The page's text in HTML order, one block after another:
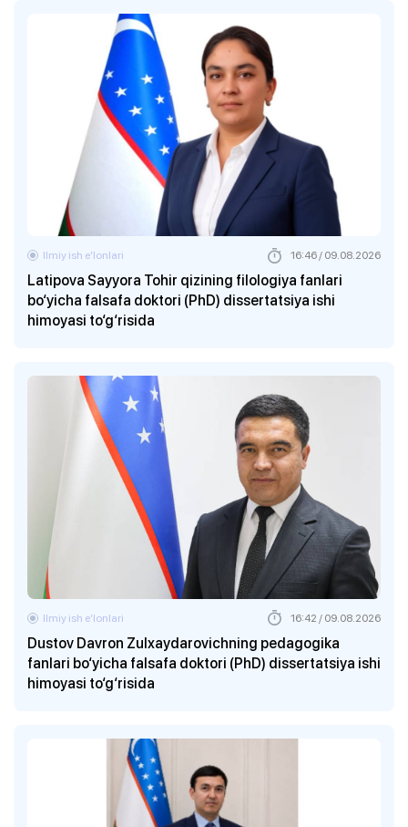
Latipova Sayyora Tohir qizining filologiya fanlari
bo‘yicha falsafa doktori (PhD) dissertatsiya ishi
himoyasi to‘g‘risida
Ilmiy ish eʼlonlari 16:46 / 09.08.2026
Dustov Davron Zulxaydarovichning pedagogika
fanlari bo‘yicha falsafa doktori (PhD) dissertatsiya ishi
himoyasi to‘g‘risida
Ilmiy ish eʼlonlari 16:42 / 09.08.2026